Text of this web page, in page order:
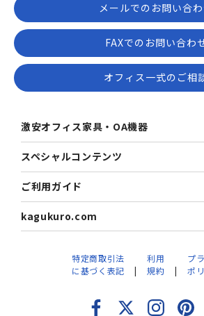
メールでのお問い合
FAXでのお問い合わ
オフィス一式のご相
激安オフィス家具・OA機器
スペシャルコンテンツ
ご利用ガイド
kagukuro.com
特定商取引法
に基づく表記
利用
規約
プ
ポ